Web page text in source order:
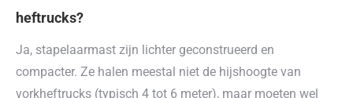
heftrucks?
Ja, stapelaarmast zijn lichter geconstrueerd en
compacter. Ze halen meestal niet de hijshoogte van
vorkheftrucks (typisch 4 tot 6 meter), maar moeten wel